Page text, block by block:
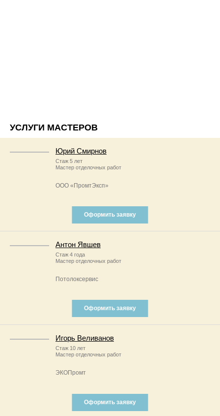
УСЛУГИ МАСТЕРОВ
Юрий Смирнов
Стаж 5 лет
Мастер отделочных работ
ООО «ПромтЭксп»
Оформить заявку
Антон Явшев
Стаж 4 года
Мастер отделочных работ
Потолоксервис
Оформить заявку
Игорь Веливанов
Стаж 10 лет
Мастер отделочных работ
ЭКОПромт
Оформить заявку